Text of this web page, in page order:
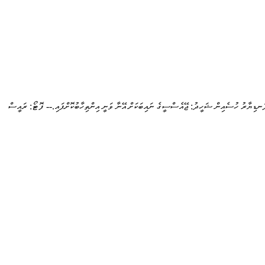
ހުސެއިން ޝަހީދު: ޖޭއެސްސީގެ ނައިބަކަށް އޭނާ ވަނީ އިންތިހާބުކޮށްފައި.-- ފޮޓޯ: ރައީސް